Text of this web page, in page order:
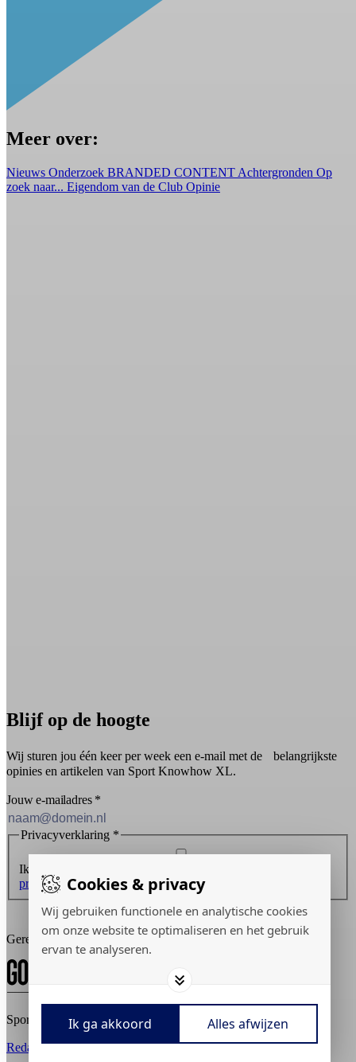
Cookies & privacy
Wij gebruiken functionele en analytische cookies
om onze website te optimaliseren en het gebruik
ervan te analyseren.
Ik ga akkoord Alles afwijzen
Meer over:
Nieuws Onderzoek BRANDED CONTENT Achtergronden Op
zoek naar... Eigendom van de Club Opinie
Blijf op de hoogte
Wij sturen jou één keer per week een e-mail met de belangrijkste
opinies en artikelen van Sport Knowhow XL.
Jouw e-mailadres *
Privacyverklaring *
Ik ontvang graag de nieuwsbrief en ga akkoord met de
privacyverklaring.
Inschrijven
Gerealiseerd door:
Sport Knowhow XL © 2026
RedactiestatuutAdverterenPrivacy policy